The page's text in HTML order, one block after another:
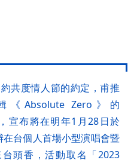
共度情人節的約定，甫推
Absolute Zero》的
宣布將在明年1月28日於
台個人首場小型演唱會暨
頭香，活動取名「2023